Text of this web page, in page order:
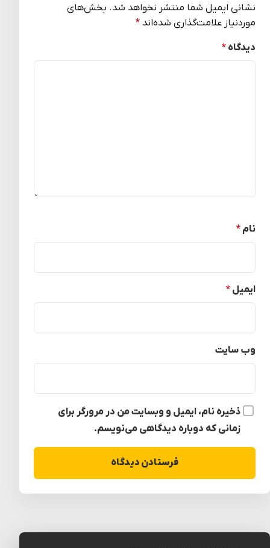
نشانی ایمیل شما منتشر نخواهد شد. بخش‌های
موردنیاز علامت‌گذاری شده‌اند *
دیدگاه *
نام *
ایمیل *
وب‌ سایت
ذخیره نام، ایمیل و وبسایت من در مرورگر برای
زمانی که دوباره دیدگاهی می‌نویسم.